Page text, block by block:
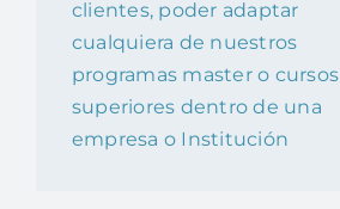
clientes, poder adaptar
cualquiera de nuestros
programas master o cursos
superiores dentro de una
empresa o Institución